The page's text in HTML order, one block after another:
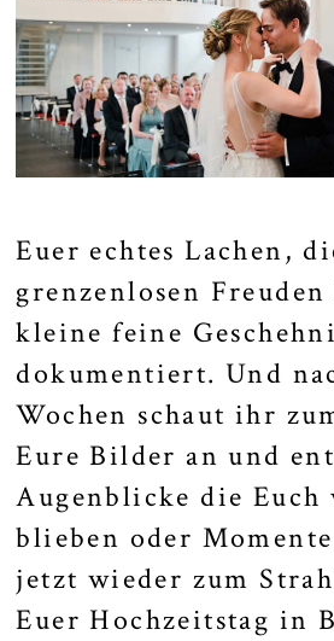
Euer echtes Lachen,
grenzenlosen Freuden
kleine feine
dokumentiert. Und
Wochen schaut ihr
Eure Bilder an und
Augenblicke die Euch
blieben oder
jetzt wieder zum
Euer Hochzeitstag in